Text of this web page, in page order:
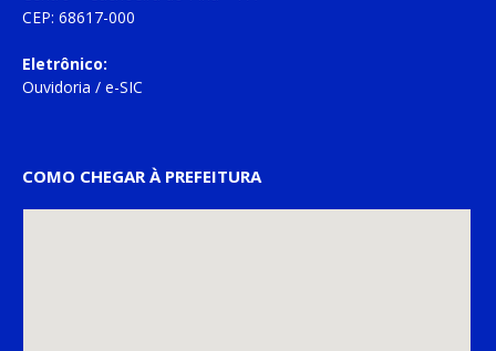
CEP: 68617-000
Eletrônico:
Ouvidoria / e-SIC
COMO CHEGAR À PREFEITURA